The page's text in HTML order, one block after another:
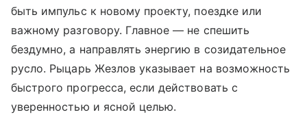
быть импульс к новому проекту, поездке или
важному разговору. Главное — не спешить
бездумно, а направлять энергию в созидательное
русло. Рыцарь Жезлов указывает на возможность
быстрого прогресса, если действовать с
уверенностью и ясной целью.